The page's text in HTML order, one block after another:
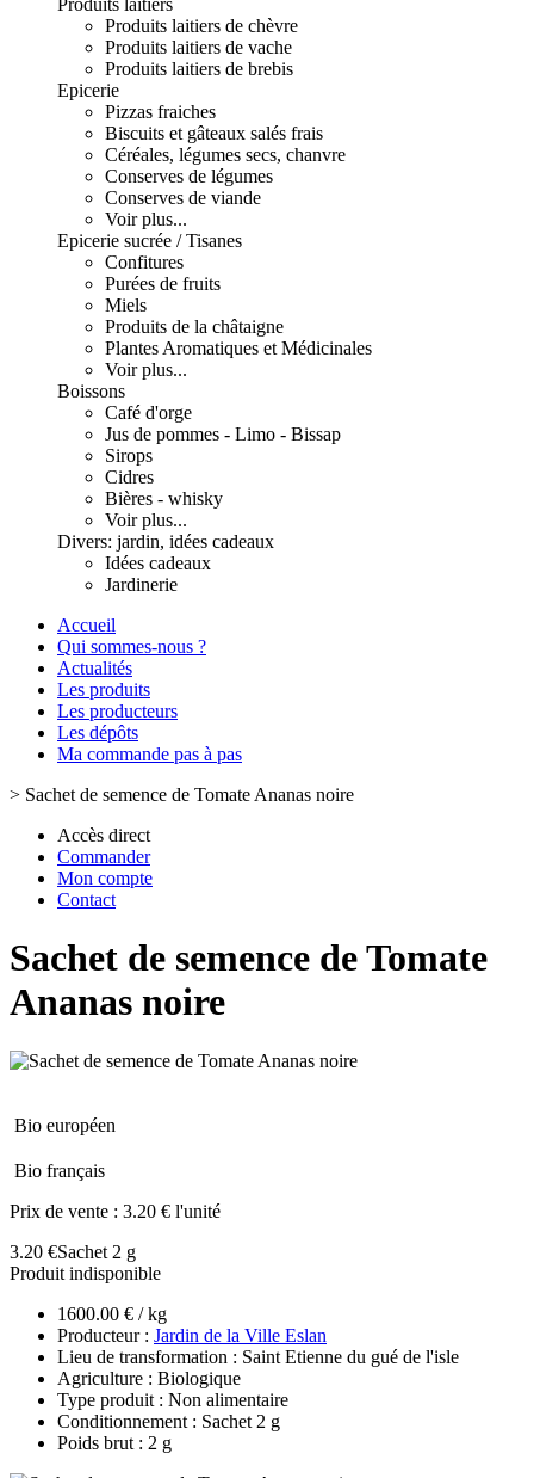
Produits laitiers
Produits laitiers de chèvre
Produits laitiers de vache
Produits laitiers de brebis
Epicerie
Pizzas fraiches
Biscuits et gâteaux salés frais
Céréales, légumes secs, chanvre
Conserves de légumes
Conserves de viande
Voir plus...
Epicerie sucrée / Tisanes
Confitures
Purées de fruits
Miels
Produits de la châtaigne
Plantes Aromatiques et Médicinales
Voir plus...
Boissons
Café d'orge
Jus de pommes - Limo - Bissap
Sirops
Cidres
Bières - whisky
Voir plus...
Divers: jardin, idées cadeaux
Idées cadeaux
Jardinerie
Accueil
Qui sommes-nous ?
Actualités
Les produits
Les producteurs
Les dépôts
Ma commande pas à pas
> Sachet de semence de Tomate Ananas noire
Accès direct
Commander
Mon compte
Contact
Sachet de semence de Tomate
Ananas noire
Bio européen
Bio français
Prix de vente : 3.20 € l'unité
3.20 €Sachet 2 g
Produit indisponible
1600.00 € / kg
Producteur : Jardin de la Ville Eslan
Lieu de transformation : Saint Etienne du gué de l'isle
Agriculture : Biologique
Type produit : Non alimentaire
Conditionnement : Sachet 2 g
Poids brut : 2 g